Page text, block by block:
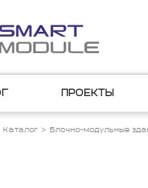
ПРОЕКТЫ
Каталог Блочно-модульные